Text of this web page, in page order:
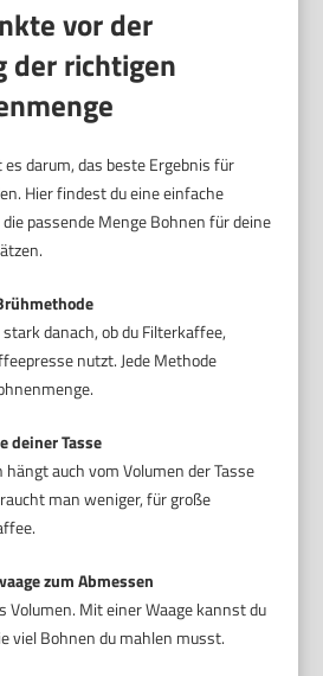
vor der
der richtigen
darum, das beste Ergebnis für
Hier findest du eine einfache
passende Menge Bohnen für deine
danach, ob du Filterkaffee,
nutzt. Jede Methode
deiner Tasse
auch vom Volumen der Tasse
man weniger, für große
zum Abmessen
Volumen. Mit einer Waage kannst du
viel Bohnen du mahlen musst.